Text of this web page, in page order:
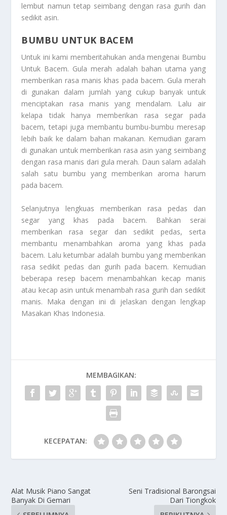
lembut namun tetap seimbang dengan rasa gurih dan
sedikit asin.
BUMBU UNTUK BACEM
Untuk ini kami memberitahukan anda mengenai Bumbu
Untuk Bacem. Gula merah adalah bahan utama yang
memberikan rasa manis khas pada bacem. Gula merah
di gunakan dalam jumlah yang cukup banyak untuk
menciptakan rasa manis yang mendalam. Lalu air
kelapa tidak hanya memberikan rasa segar pada
bacem, tetapi juga membantu bumbu-bumbu meresap
lebih baik ke dalam bahan makanan. Kemudian garam
di gunakan untuk memberikan rasa asin yang seimbang
dengan rasa manis dari gula merah. Daun salam adalah
salah satu bumbu yang memberikan aroma harum
pada bacem.
Selanjutnya lengkuas memberikan rasa pedas dan
segar yang khas pada bacem. Bahkan serai
memberikan rasa segar dan sedikit pedas, serta
membantu menambahkan aroma yang khas pada
bacem. Lalu ketumbar adalah bumbu yang memberikan
rasa sedikit pedas dan gurih pada bacem. Kemudian
beberapa resep bacem menambahkan kecap manis
atau kecap asin untuk menambah rasa gurih dan sedikit
manis. Maka dengan ini di jelaskan dengan lengkap
Masakan Khas Indonesia.
MEMBAGIKAN:
KECEPATAN:
Alat Musik Piano Sangat
Banyak Di Gemari
Seni Tradisional Barongsai
Dari Tiongkok